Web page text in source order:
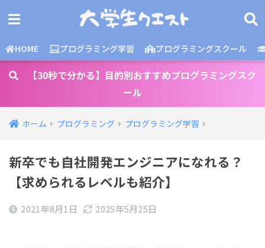
HOME プログラミング学習 プログラミングスクール
【30秒で分かる】目的別おすすめプログラミングスク
ール
ホーム プログラミング プログラミング学習
新卒でも自社開発エンジニアになれる？
【求められるレベルも紹介】
2021年8月1日 2025年5月25日